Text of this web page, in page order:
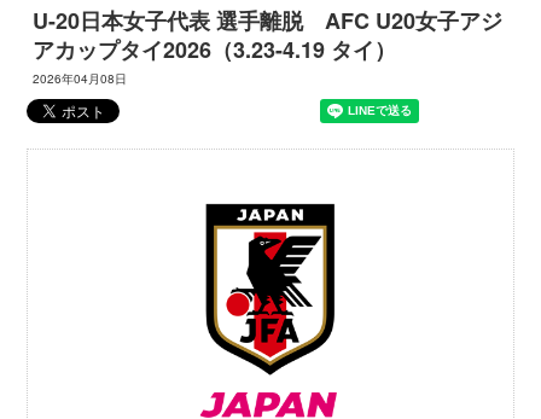
U-20日本女子代表 選手離脱 AFC U20女子アジ
アカップタイ2026（3.23-4.19 タイ）
2026年04月08日